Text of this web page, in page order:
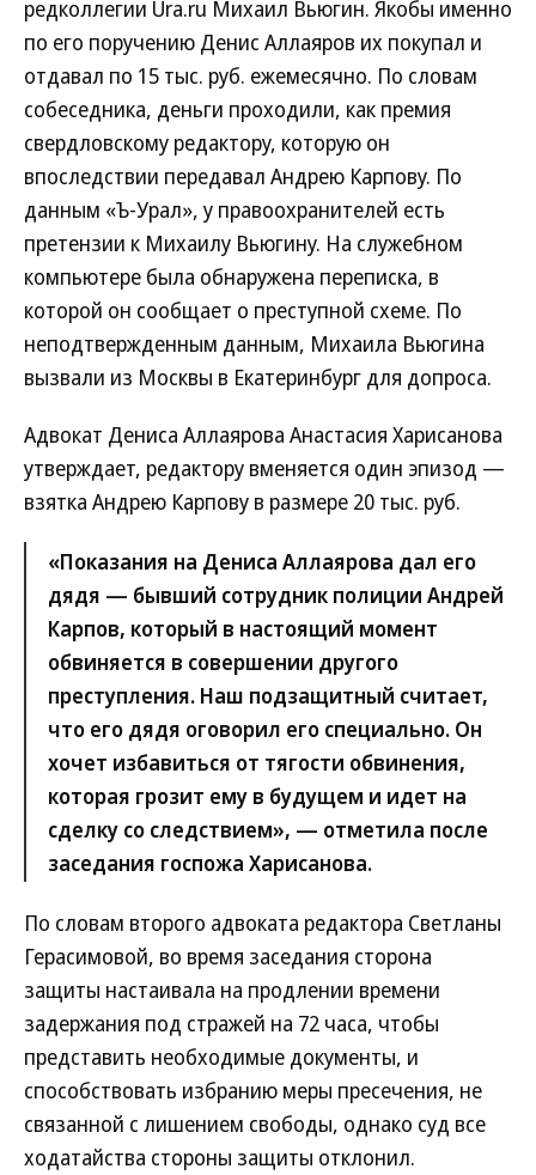
редколлегии Ura.ru Михаил Вьюгин. Якобы именно
по его поручению Денис Аллаяров их покупал и
отдавал по 15 тыс. руб. ежемесячно. По словам
собеседника, деньги проходили, как премия
свердловскому редактору, которую он
впоследствии передавал Андрею Карпову. По
данным «Ъ-Урал», у правоохранителей есть
претензии к Михаилу Вьюгину. На служебном
компьютере была обнаружена переписка, в
которой он сообщает о преступной схеме. По
неподтвержденным данным, Михаила Вьюгина
вызвали из Москвы в Екатеринбург для допроса.
Адвокат Дениса Аллаярова Анастасия Харисанова
утверждает, редактору вменяется один эпизод —
взятка Андрею Карпову в размере 20 тыс. руб.
«Показания на Дениса Аллаярова дал его
дядя — бывший сотрудник полиции Андрей
Карпов, который в настоящий момент
обвиняется в совершении другого
преступления. Наш подзащитный считает,
что его дядя оговорил его специально. Он
хочет избавиться от тягости обвинения,
которая грозит ему в будущем и идет на
сделку со следствием», — отметила после
заседания госпожа Харисанова.
По словам второго адвоката редактора Светланы
Герасимовой, во время заседания сторона
защиты настаивала на продлении времени
задержания под стражей на 72 часа, чтобы
представить необходимые документы, и
способствовать избранию меры пресечения, не
связанной с лишением свободы, однако суд все
ходатайства стороны защиты отклонил.